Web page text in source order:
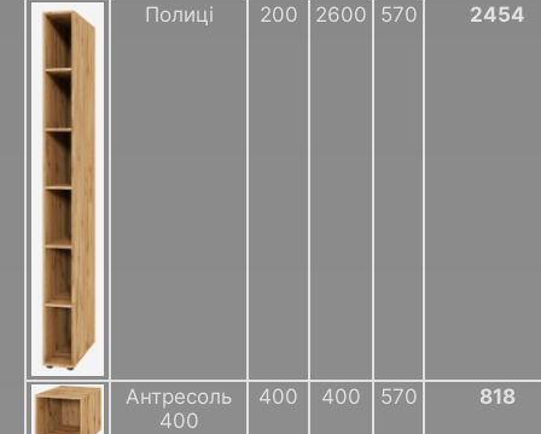
Полиці 200 2600 570 2454
Антресоль
400
400 400 570 818